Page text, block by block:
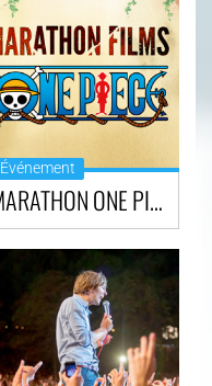
Événement
MARATHON ONE PIECE